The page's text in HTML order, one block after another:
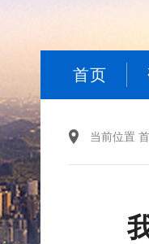
首页
当前位置